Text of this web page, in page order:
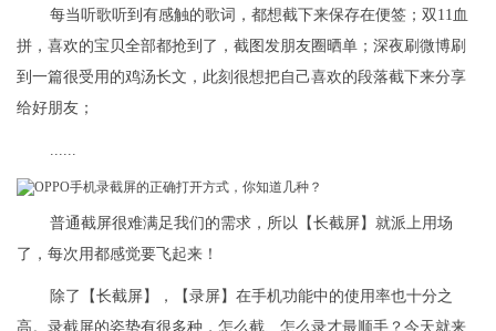
每当听歌听到有感触的歌词，都想截下来保存在便签；双11血
拼，喜欢的宝贝全部都抢到了，截图发朋友圈晒单；深夜刷微博刷
到一篇很受用的鸡汤长文，此刻很想把自己喜欢的段落截下来分享
给好朋友；
普通截屏很难满足我们的需求，所以【长截屏】就派上用场
了，每次用都感觉要飞起来！
除了【长截屏】，【录屏】在手机功能中的使用率也十分之
高。录截屏的姿势有很多种，怎么截、怎么录才最顺手？今天就来